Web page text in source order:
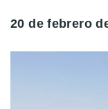
20 de febrero